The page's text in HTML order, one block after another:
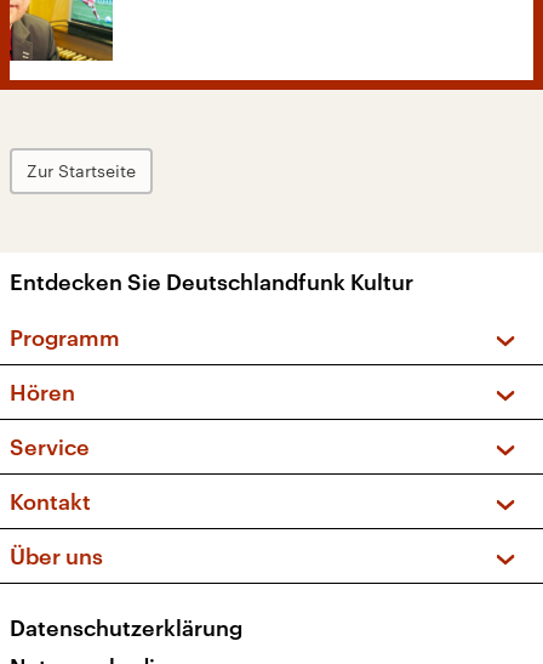
Zur Startseite
Entdecken Sie Deutschlandfunk Kultur
Programm
Sendungen und Podcasts
Musikliste
Kakadu – Das Kinderprogramm
Hören
Frequenzen (UKW + DAB+)
Service
FAQ
Apps
Newsletter
Veranstaltungen
Kontakt
Social Media
Über uns
Presse
Datenschutzerklärung